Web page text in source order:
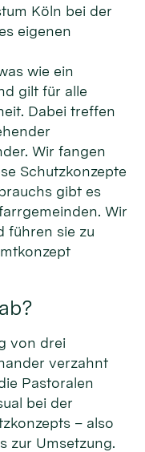
Köln bei der
eigenen
wie ein
gilt für alle
Dabei treffen
Wir fangen
Schutzkonzepte
gibt es
Wir
führen sie zu
von drei
verzahnt
Pastoralen
bei der
– also
zur Umsetzung.